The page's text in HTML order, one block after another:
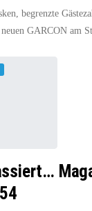
begrenzte
GARCON am